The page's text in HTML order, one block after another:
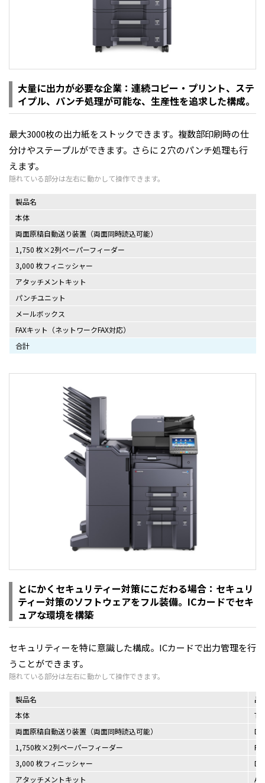
大量に出力が必要な企業：連続コピー・プリント、ステ
イプル、パンチ処理が可能な、生産性を追求した構成。
最大3000枚の出力紙をストックできます。複数部印刷時の仕
分けやステープルができます。さらに２穴のパンチ処理も行
えます。
製品名
本体
両面原稿自動送り装置（両面同時読込可能）
1,750 枚×2列ペーパーフィーダー
3,000 枚フィニッシャー
アタッチメントキット
パンチユニット
メールボックス
FAXキット（ネットワークFAX対応）
合計
とにかくセキュリティー対策にこだわる場合：セキュリ
ティー対策のソフトウェアをフル装備。ICカードでセキ
ュアな環境を構築
セキュリティーを特に意識した構成。ICカードで出力管理を行
うことができます。
製品名
品
本体
両面原稿自動送り装置（両面同時読込可能）
1,750枚×2列ペーパーフィーダー
3,000 枚フィニッシャー
アタッチメントキット